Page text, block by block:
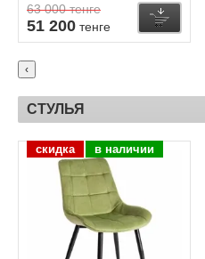
63 000тенге
51 200 тенге
Купить
‹
СТУЛЬЯ
скидка в наличии